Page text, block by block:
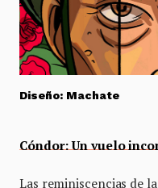
Diseño: Machate
Cóndor: Un vuelo
Las reminiscencias de